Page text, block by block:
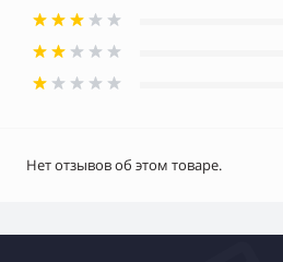
Нет отзывов об этом товаре.